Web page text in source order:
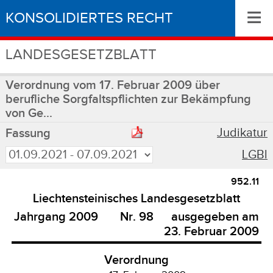
KONSOLIDIERTES RECHT
LANDESGESETZBLATT
≡
Verordnung vom 17. Februar 2009 über
berufliche Sorgfaltspflichten zur Bekämpfung
von Ge...
Fassung
Judikatur
LGBl